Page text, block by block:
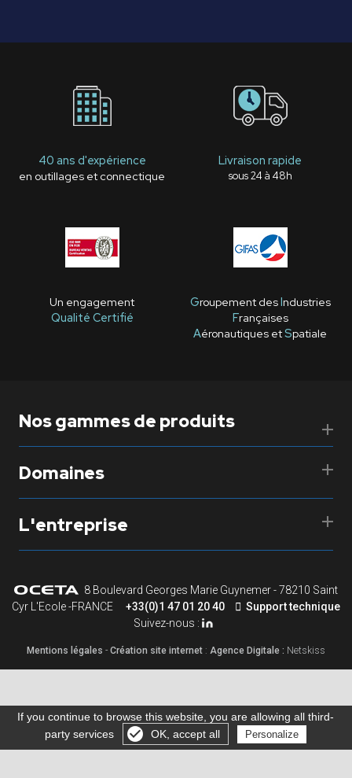
40 ans d'expérience
en outillages et connectique
Livraison rapide
sous 24 à 48h
Un engagement
Qualité Certifié
Groupement desIndustries
Françaises
Aéronautiques etSpatiale
Nos gammes de produits
Domaines
L'entreprise
8 Boulevard Georges Marie Guynemer - 78210 Saint
Cyr L'Ecole -FRANCE
+33(0)1 47 01 20 40
Support technique
Suivez-nous :
Mentions légales - Création site internet : Agence Digitale : Netskiss
Gérer les cookies
If you continue to browse this website, you are allowing all third-
party services
OK, accept all Personalize